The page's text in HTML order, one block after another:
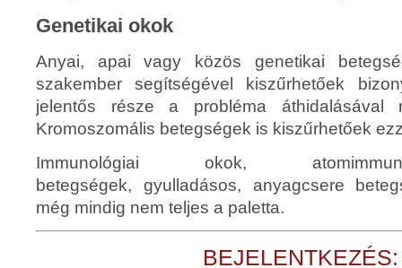
Genetikai okok
Anyai, apai vagy közös genetikai
szakember segítségével kiszűrhetőek
jelentős része a probléma áthidalásával
Kromoszomális betegségek is kiszűrhetőek
Immunológiai okok,
betegségek, gyulladásos, anyagcsere
még mindig nem teljes a paletta.
BEJELENTKEZÉS: